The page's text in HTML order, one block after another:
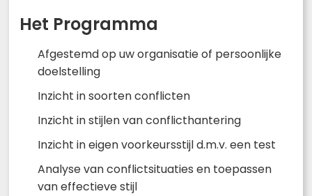
Het Programma
Afgestemd op uw organisatie of persoonlijke
doelstelling
Inzicht in soorten conflicten
Inzicht in stijlen van conflicthantering
Inzicht in eigen voorkeursstijl d.m.v. een test
Analyse van conflictsituaties en toepassen
van effectieve stijl